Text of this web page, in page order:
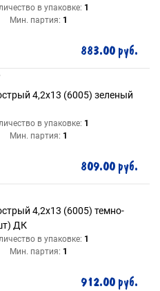
в упаковке: 1
Мин. партия: 1
883.00 руб.
4,2х13 (6005) зеленый
в упаковке: 1
Мин. партия: 1
809.00 руб.
4,2х13 (6005) темно-
ДК
в упаковке: 1
Мин. партия: 1
912.00 руб.